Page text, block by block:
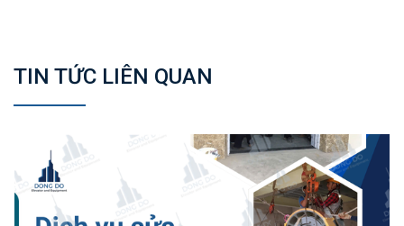
TIN TỨC LIÊN QUAN